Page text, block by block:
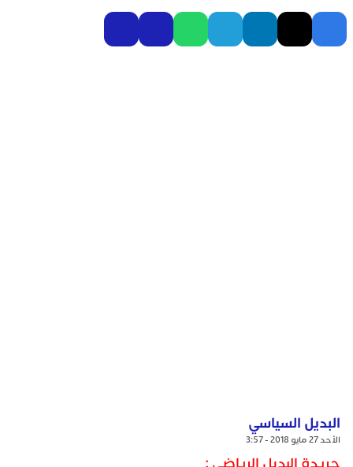
البديل السياسي
الأحد 27 مايو 2018 - 3:57